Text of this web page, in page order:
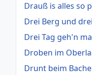
Drauß is alles so
Drei Berg und
Drei Tag geh'n
Droben im
Drunt beim